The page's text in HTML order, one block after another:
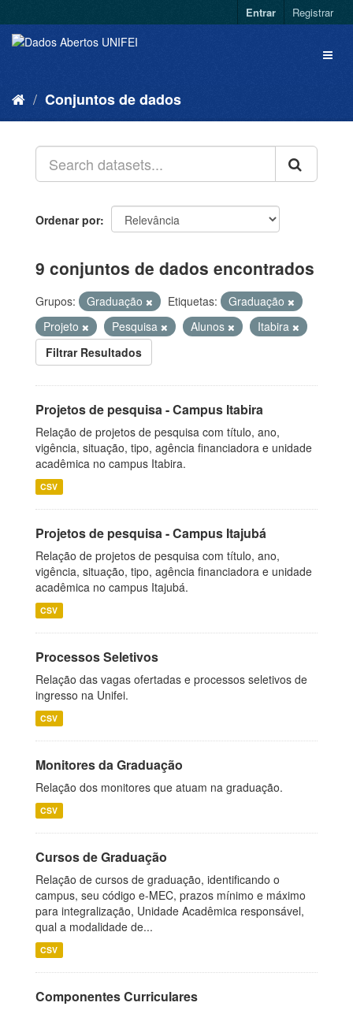
Entrar Registrar
Conjuntos de dados
Ordenar por
9 conjuntos de dados encontrados
Grupos: Graduação Etiquetas:
Graduação
Projeto
Pesquisa Alunos
Itabira
Filtrar Resultados
Projetos de pesquisa - Campus Itabira
Relação de projetos de pesquisa com título, ano,
vigência, situação, tipo, agência financiadora e unidade
acadêmica no campus Itabira.
CSV
Projetos de pesquisa - Campus Itajubá
Relação de projetos de pesquisa com título, ano,
vigência, situação, tipo, agência financiadora e unidade
acadêmica no campus Itajubá.
CSV
Processos Seletivos
Relação das vagas ofertadas e processos seletivos de
ingresso na Unifei.
CSV
Monitores da Graduação
Relação dos monitores que atuam na graduação.
CSV
Cursos de Graduação
Relação de cursos de graduação, identificando o
campus, seu código e-MEC, prazos mínimo e máximo
para integralização, Unidade Acadêmica responsável,
qual a modalidade de...
CSV
Componentes Curriculares